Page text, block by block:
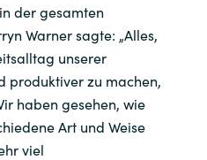
der gesamten
Warner sagte: „Alles,
unserer
produktiver zu machen,
haben gesehen, wie
Art und Weise
viel